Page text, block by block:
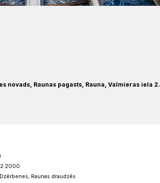
novads, Raunas pagasts, Rauna, Valmieras iela 2.
Raunas draudzēs